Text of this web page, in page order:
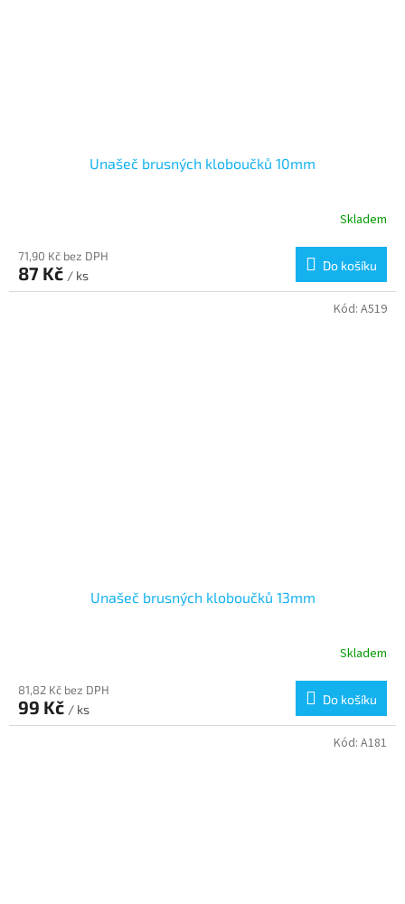
Unašeč brusných kloboučků 10mm
Skladem
71,90 Kč bez DPH
87 Kč / ks
Do košíku
Unašeč brusných kloboučků 13mm
Skladem
81,82 Kč bez DPH
99 Kč / ks
Do košíku
Kód: A519
Kód: A181